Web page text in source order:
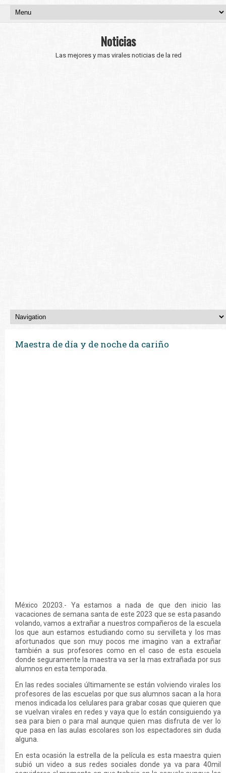
Noticias
Las mejores y mas virales noticias de la red
Maestra de día y de noche da cariño
México 20203.- Ya estamos a nada de que den inicio las
vacaciones de semana santa de este 2023 que se esta pasando
volando, vamos a extrañar a nuestros compañeros de la escuela
los que aun estamos estudiando como su servilleta y los mas
afortunados que son muy pocos me imagino van a extrañar
también a sus profesores como en el caso de esta escuela
donde seguramente la maestra va ser la mas extrañada por sus
alumnos en esta temporada.
En las redes sociales últimamente se están volviendo virales los
profesores de las escuelas por que sus alumnos sacan a la hora
menos indicada los celulares para grabar cosas que quieren que
se vuelvan virales en redes y vaya que lo están consiguiendo ya
sea para bien o para mal aunque quien mas disfruta de ver lo
que pasa en las aulas escolares son los espectadores sin duda
alguna.
En esta ocasión la estrella de la película es esta maestra quien
subió un video a sus redes sociales donde ya va para 40mil